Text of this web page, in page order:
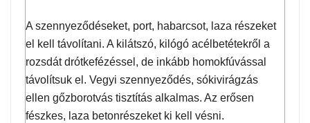
A szennyeződéseket, port, habarcsot, laza részeket
el kell távolítani. A kilátszó, kilógó acélbetétekről a
rozsdát drótkefézéssel, de inkább homokfúvással
távolítsuk el. Vegyi szennyeződés, sókivirágzás
ellen gőzborotvás tisztítás alkalmas. Az erősen
fészkes, laza betonrészeket ki kell vésni.